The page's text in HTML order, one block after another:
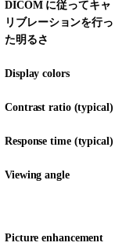
DICOM に従ってキャ
リブレーションを行っ
た明るさ
Display colors
Contrast ratio (typical)
Response time (typical)
Viewing angle
Picture enhancement